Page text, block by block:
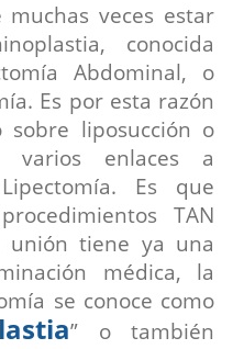
muchas veces estar
conocida
Abdominal, o
Es por esta razón
liposucción o
varios enlaces a
Es que
TAN
unión tiene ya una
médica, la
se conoce como
” o también